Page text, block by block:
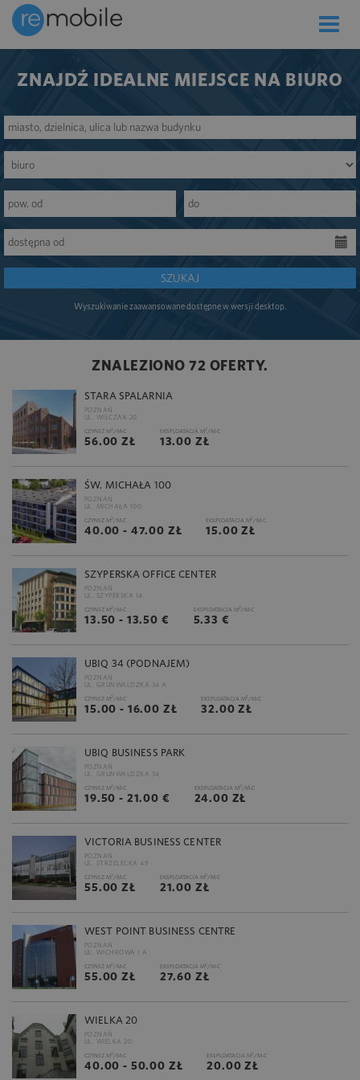
Toggle
ZNAJDŹ IDEALNE MIEJSCE NA BIURO
SZUKAJ
Wyszukiwanie zaawansowane dostępne w wersji desktop.
ZNALEZIONO 72 OFERTY.
STARA SPALARNIA
POZNAŃ
UL. WILCZAK 20
CZYNSZ M2 /M-C
56.00 ZŁ
EKSPLOATACJA M2 /M-C
13.00 ZŁ
ŚW. MICHAŁA 100
POZNAŃ
UL. MICHAŁA 100
CZYNSZ M2 /M-C
40.00 - 47.00 ZŁ
EKSPLOATACJA M2 /M-C
15.00 ZŁ
SZYPERSKA OFFICE CENTER
POZNAŃ
UL. SZYPERSKA 14
CZYNSZ M2 /M-C
13.50 - 13.50 €
EKSPLOATACJA M2 /M-C
5.33 €
UBIQ 34 (PODNAJEM)
POZNAŃ
UL. GRUNWALDZKA 34 A
CZYNSZ M2 /M-C
15.00 - 16.00 ZŁ
EKSPLOATACJA M2 /M-C
32.00 ZŁ
UBIQ BUSINESS PARK
POZNAŃ
UL. GRUNWALDZKA 34
CZYNSZ M2 /M-C
19.50 - 21.00 €
EKSPLOATACJA M2 /M-C
24.00 ZŁ
VICTORIA BUSINESS CENTER
POZNAŃ
UL. STRZELECKA 49
CZYNSZ M2 /M-C
55.00 ZŁ
EKSPLOATACJA M2 /M-C
21.00 ZŁ
WEST POINT BUSINESS CENTRE
POZNAŃ
UL. WICHROWA 1 A
CZYNSZ M2 /M-C
55.00 ZŁ
EKSPLOATACJA M2 /M-C
27.60 ZŁ
WIELKA 20
POZNAŃ
UL. WIELKA 20
CZYNSZ M2 /M-C
40.00 - 50.00 ZŁ
EKSPLOATACJA M2 /M-C
20.00 ZŁ